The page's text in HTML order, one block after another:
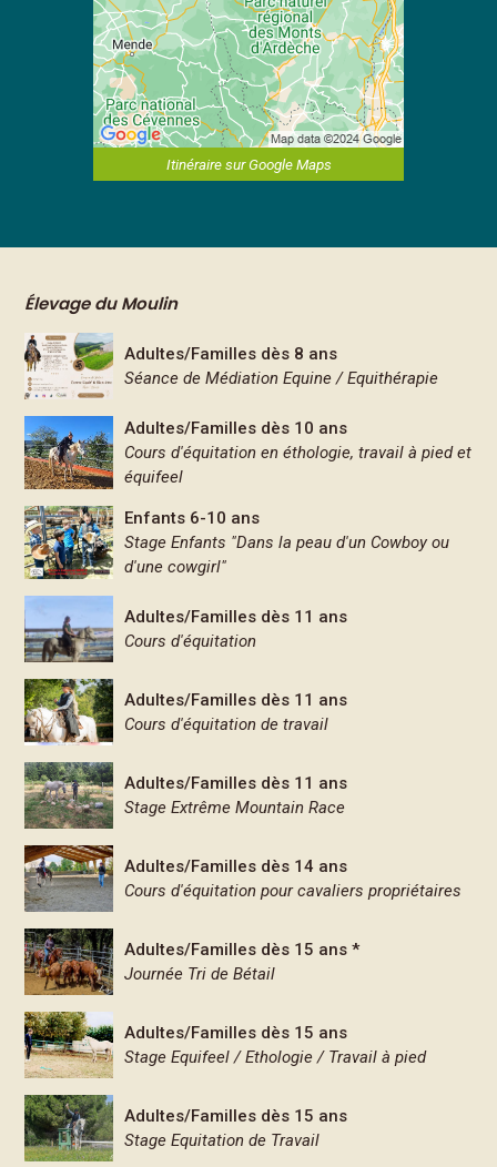
Itinéraire sur Google Maps
Élevage du Moulin
Adultes/Familles dès 8 ans
Séance de Médiation Equine / Equithérapie
Adultes/Familles dès 10 ans
Cours d'équitation en éthologie, travail à pied et
équifeel
Enfants 6-10 ans
Stage Enfants "Dans la peau d'un Cowboy ou
d'une cowgirl"
Adultes/Familles dès 11 ans
Cours d'équitation
Adultes/Familles dès 11 ans
Cours d'équitation de travail
Adultes/Familles dès 11 ans
Stage Extrême Mountain Race
Adultes/Familles dès 14 ans
Cours d'équitation pour cavaliers propriétaires
Adultes/Familles dès 15 ans *
Journée Tri de Bétail
Adultes/Familles dès 15 ans
Stage Equifeel / Ethologie / Travail à pied
Adultes/Familles dès 15 ans
Stage Equitation de Travail